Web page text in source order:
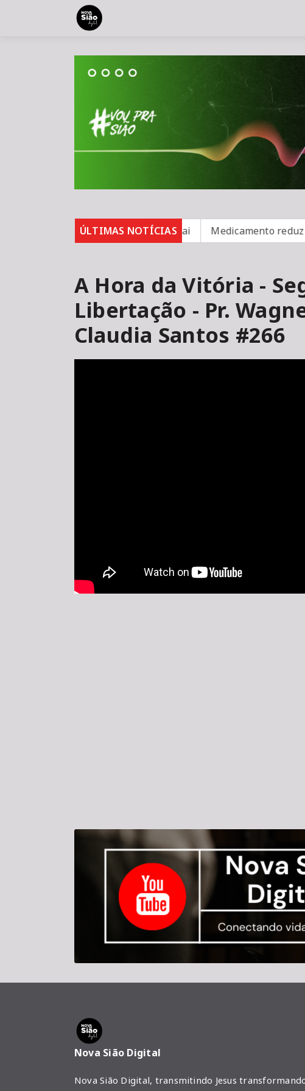
ÚLTIMAS NOTÍCIAS
82%, mas inadimplência cai Medicamento reduz em
A Hora da Vitória -
Libertação - Pr.
Claudia Santos #266
Nova Sião Digital
Nova Sião Digital, transmitindo Jesus